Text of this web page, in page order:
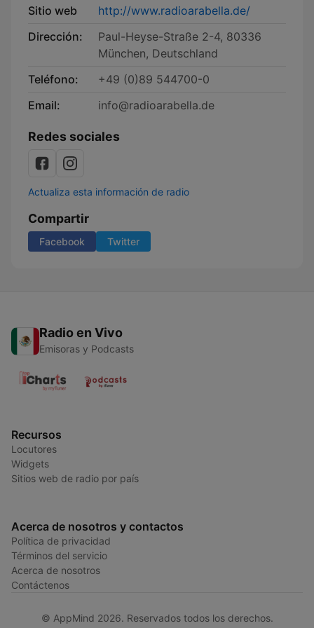
Sitio web
http://www.radioarabella.de/
Dirección:
Paul-Heyse-Straße 2-4, 80336
München, Deutschland
Teléfono:
+49 (0)89 544700-0
Email:
info@radioarabella.de
Redes sociales
Actualiza esta información de radio
Compartir
Facebook Twitter
Radio en Vivo
Emisoras y Podcasts
Recursos
Locutores
Widgets
Sitios web de radio por país
Acerca de nosotros y contactos
Política de privacidad
Términos del servicio
Acerca de nosotros
Contáctenos
© AppMind 2026. Reservados todos los derechos.